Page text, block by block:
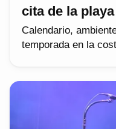
cita de la playa
Calendario,
temporada en la